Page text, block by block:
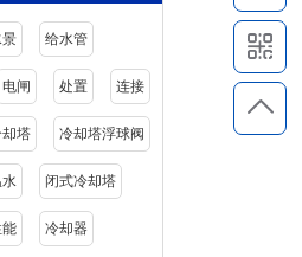
给水管
电闸 处置 连接
塔 冷却塔浮球阀
闭式冷却塔
冷却器